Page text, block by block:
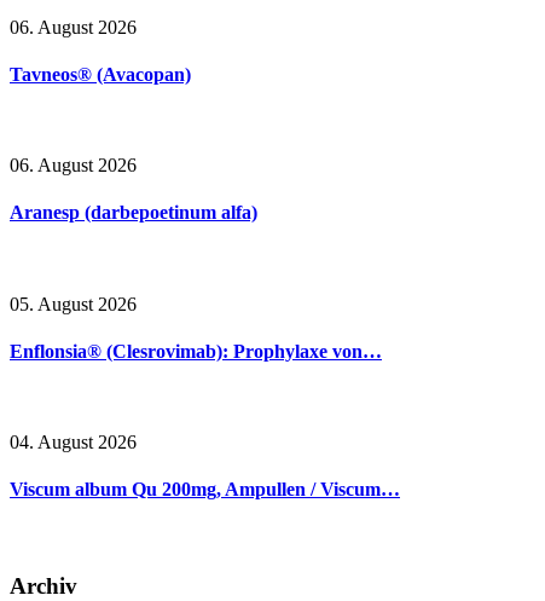
06. August 2026
Tavneos® (Avacopan)
06. August 2026
Aranesp (darbepoetinum alfa)
05. August 2026
Enflonsia® (Clesrovimab): Prophylaxe von…
04. August 2026
Viscum album Qu 200mg, Ampullen / Viscum…
Archiv